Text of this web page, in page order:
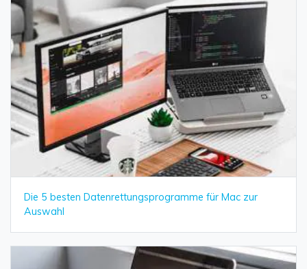
Die 5 besten Datenrettungsprogramme für Mac zur
Auswahl